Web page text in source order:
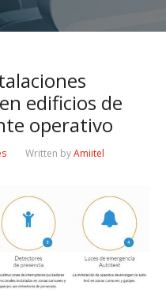
edificios de
operativo
Written byAmiitel